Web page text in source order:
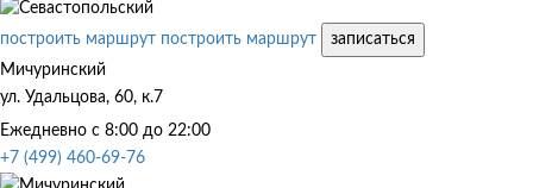
построить маршрут построить маршрут
записаться
Мичуринский
ул. Удальцова, 60, к.7
Ежедневно с 8:00 до 22:00
+7 (499) 460-69-76